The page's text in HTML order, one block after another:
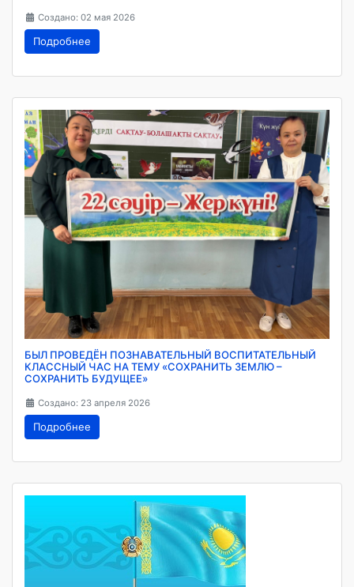
Создано: 02 мая 2026
Подробнее
БЫЛ ПРОВЕДЁН ПОЗНАВАТЕЛЬНЫЙ ВОСПИТАТЕЛЬНЫЙ
КЛАССНЫЙ ЧАС НА ТЕМУ «СОХРАНИТЬ ЗЕМЛЮ –
СОХРАНИТЬ БУДУЩЕЕ»
Создано: 23 апреля 2026
Подробнее